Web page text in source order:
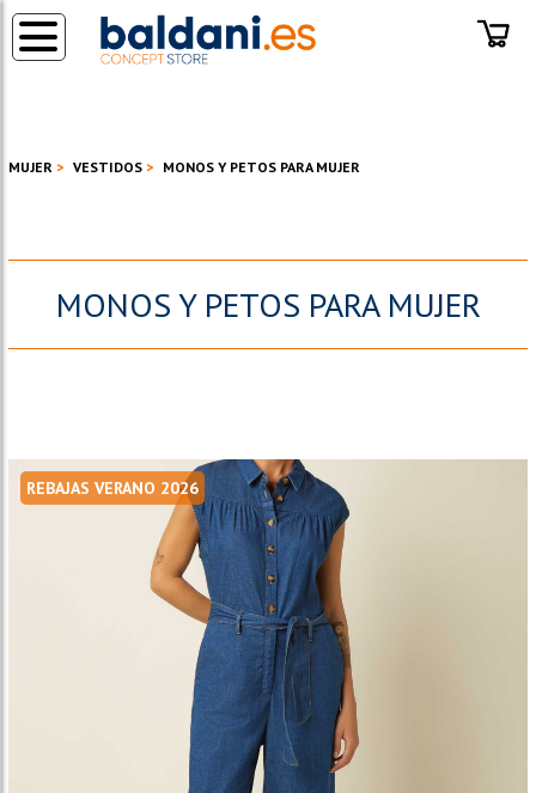
MUJER VESTIDOS MONOS Y PETOS PARA MUJER
MONOS Y PETOS PARA MUJER
REBAJAS VERANO 2026